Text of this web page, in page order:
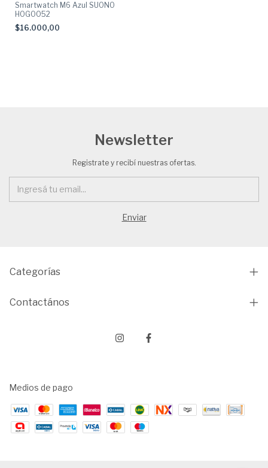
Smartwatch M6 Azul SUONO
HOG0052
$16.000,00
Newsletter
Registrate y recibí nuestras ofertas.
Categorías
Contactános
Medios de pago